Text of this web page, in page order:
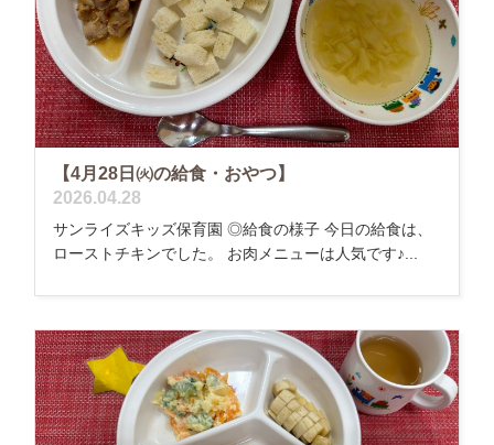
【4月28日㈫の給食・おやつ】
2026.04.28
サンライズキッズ保育園 ◎給食の様子 今日の給食は、
ローストチキンでした。 お肉メニューは人気です♪...